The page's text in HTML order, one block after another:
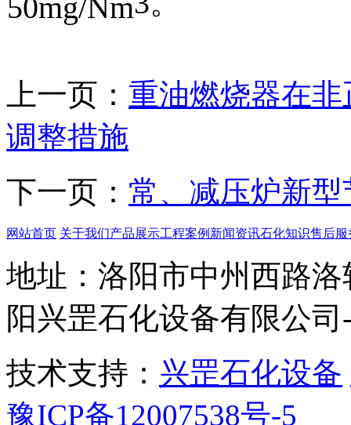
50mg/Nm
上一页： 重油燃烧器在
调整措施
下一页： 常、减压炉新
网站首页 关于我们产品展示工程案例 新闻资讯石化知识售后服
地址：洛阳市中州西路洛
阳兴罡石化设备有限公
技术支持： 兴罡石化设备
豫ICP备12007538号-5